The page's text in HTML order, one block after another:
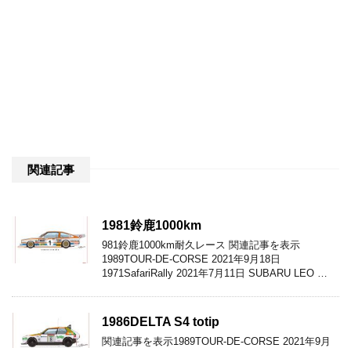
関連記事
1981鈴鹿1000km
981鈴鹿1000km耐久レース 関連記事を表示
1989TOUR-DE-CORSE 2021年9月18日
1971SafariRally 2021年7月11日 SUBARU LEO …
1986DELTA S4 totip
関連記事を表示1989TOUR-DE-CORSE 2021年9月